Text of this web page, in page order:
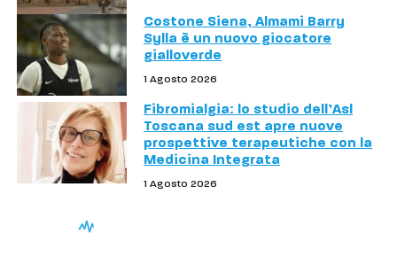
Costone Siena, Almami Barry
Sylla è un nuovo giocatore
gialloverde
1 Agosto 2026
Fibromialgia: lo studio dell’Asl
Toscana sud est apre nuove
prospettive terapeutiche con la
Medicina Integrata
1 Agosto 2026